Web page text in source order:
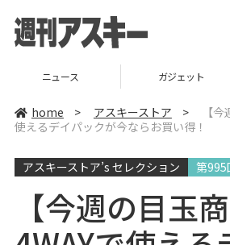
ニュース ガジェット
home > アスキーストア >
【
使えるデイパックが今ならお買い得！
アスキーストア’s セレクション 第995
【今週の目玉商